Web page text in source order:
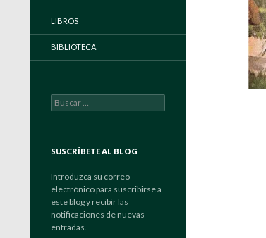
LIBROS
BIBLIOTECA
Buscar:
SUSCRÍBETE AL BLOG
Introduzca su correo
electrónico para suscribirse a
este blog y recibir las
notificaciones de nuevas
entradas.